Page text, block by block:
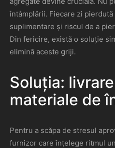
întâmplării. Fiecare zi
suplimentare și riscul de a
Din fericire, există o soluție
elimină aceste griji.
Soluția:
materiale de
Pentru a scăpa de stresul
furnizor care înțelege ritmul